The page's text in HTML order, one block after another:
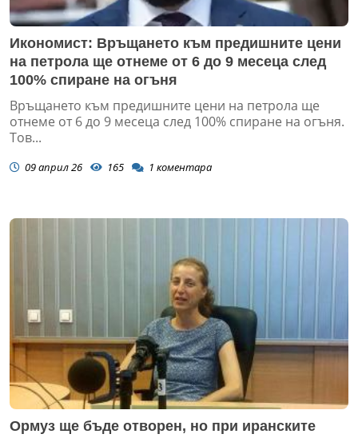
Икономист: Връщането към предишните цени
на петрола ще отнеме от 6 до 9 месеца след
100% спиране на огъня
Връщането към предишните цени на петрола ще
отнеме от 6 до 9 месеца след 100% спиране на огъня.
Тов...
09 април 26 165 1 коментара
Ормуз ще бъде отворен, но при иранските